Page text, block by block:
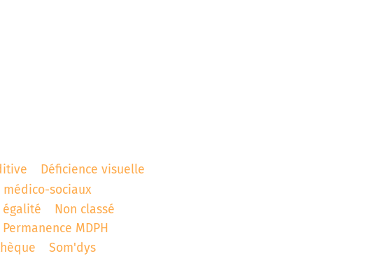
Déficience visuelle
médico-sociaux
égalité
Non classé
Permanence MDPH
Som'dys